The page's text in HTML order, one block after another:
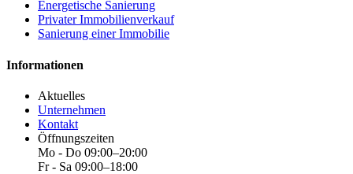
Energetische Sanierung
Privater Immobilienverkauf
Sanierung einer Immobilie
Informationen
Aktuelles
Unternehmen
Kontakt
Öffnungszeiten
Mo - Do 09:00–20:00
Fr - Sa 09:00–18:00